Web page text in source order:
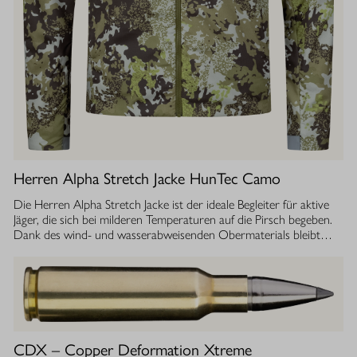
Herren Alpha Stretch Jacke HunTec Camo
Die Herren Alpha Stretch Jacke ist der ideale Begleiter für aktive
Jäger, die sich bei milderen Temperaturen auf die Pirsch begeben.
Dank des wind- und wasserabweisenden Obermaterials bleibt
leicht und dehnbar ist. Die geräuscharme Verarbeitung sorgt
dafür, dass Sie sich unbemerkt fortbewegen können. Die
luftdurchlässige Isolierung ermöglicht einen optimalen
Feuchtigkeitstransport, sodass Sie auch bei anstrengenden
Aktivitäten stets ein angenehmes Tragegefühl haben. Ob im
Sommer oder während der Übergangszeit, die Isolationsjacke
CDX – Copper Deformation Xtreme